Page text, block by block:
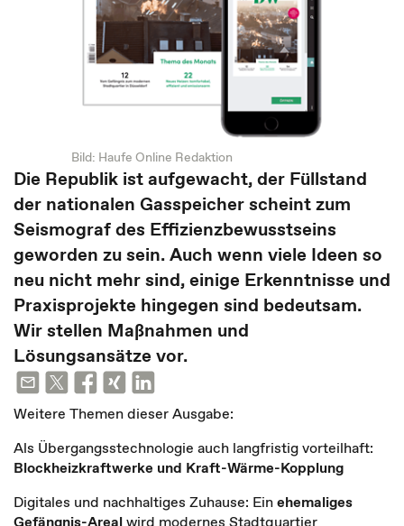
Bild: Haufe Online Redaktion
Die Republik ist aufgewacht, der Füllstand
der nationalen Gasspeicher scheint zum
Seismograf des Effizienzbewusstseins
geworden zu sein. Auch wenn viele Ideen so
neu nicht mehr sind, einige Erkenntnisse und
Praxisprojekte hingegen sind bedeutsam.
Wir stellen Maßnahmen und
Lösungsansätze vor.
Weitere Themen dieser Ausgabe:
Als Übergangsstechnologie auch langfristig vorteilhaft:
Blockheizkraftwerke und Kraft-Wärme-Kopplung
Digitales und nachhaltiges Zuhause: Einehemaliges
Gefängnis-Arealwird modernes Stadtquartier